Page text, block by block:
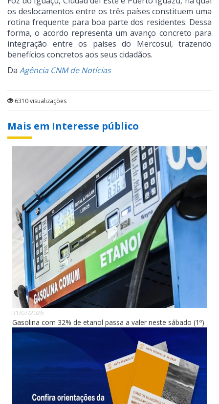
os deslocamentos entre os três países constituem uma
rotina frequente para boa parte dos residentes. Dessa
forma, o acordo representa um avanço concreto para
integração entre os países do Mercosul, trazendo
benefícios concretos aos seus cidadãos.
Da Agência CNM de Notícias
6310 visualizações
Mais em Interesse público
31/07/2026
Gasolina com 32% de etanol passa a valer neste sábado (1º)